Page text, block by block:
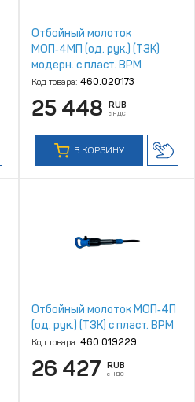
Отбойный молоток
МОП‑4МП (од. рук.) (ТЗК)
модерн. с пласт. ВРМ
Код товара: 460.020173
25 448 RUB
с НДС
В КОРЗИНУ
Отбойный молоток МОП‑4П
(од. рук.) (ТЗК) с пласт. ВРМ
Код товара: 460.019229
26 427 RUB
с НДС